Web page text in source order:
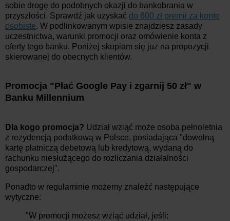
sobie drogę do podobnych okazji do bankobrania w
przyszłości. Sprawdź jak uzyskać do 600 zł premii za konto
osobiste. W podlinkowanym wpisie znajdziesz zasady
uczestnictwa, warunki promocji oraz omówienie konta z
oferty tego banku. Poniżej skupiam się już na propozycji
skierowanej do obecnych klientów.
Promocja "Płać Google Pay i zgarnij 50 zł" w
Banku Millennium
Dla kogo promocja? Udział wziąć może osoba pełnoletnia
z rezydencją podatkową w Polsce, posiadająca "dowolną
kartę płatniczą debetową lub kredytową, wydaną do
rachunku niesłużącego do rozliczania działalności
gospodarczej".
Ponadto w regulaminie możemy znaleźć następujące
wytyczne:
"W promocji możesz wziąć udział, jeśli: